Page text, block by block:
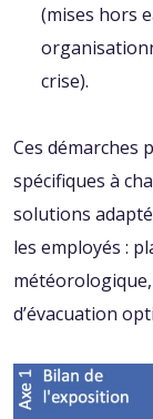
(mises hors
crise).
Ces démarches
spécifiques à
solutions
les employés :
d’évacuation